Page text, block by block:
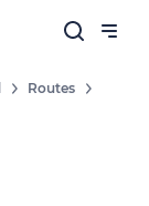
Routes